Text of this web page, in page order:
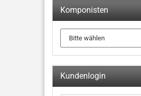
Komponisten
Kundenlogin